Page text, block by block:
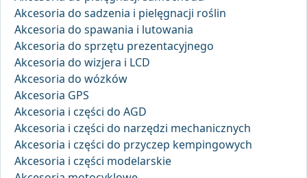
Akcesoria do sadzenia i pielęgnacji roślin
Akcesoria do spawania i lutowania
Akcesoria do sprzętu prezentacyjnego
Akcesoria do wizjera i LCD
Akcesoria do wózków
Akcesoria GPS
Akcesoria i części do AGD
Akcesoria i części do narzędzi mechanicznych
Akcesoria i części do przyczep kempingowych
Akcesoria i części modelarskie